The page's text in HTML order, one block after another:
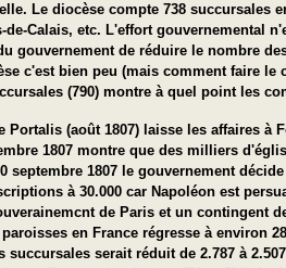
Le diocèse compte 738 succursales
de-Calais, etc. L'effort gouvernemental
gouvernement de réduire le nombre
c'est bien peu (mais comment faire
(790) montre à quel point les
Portalis (août 1807) laisse les affaires
1807 montre que des milliers
septembre 1807 le gouvernement
à 30.000 car Napoléon est
de Paris et un contingent
en France régresse à environ
succursales serait réduit de 2.787 à